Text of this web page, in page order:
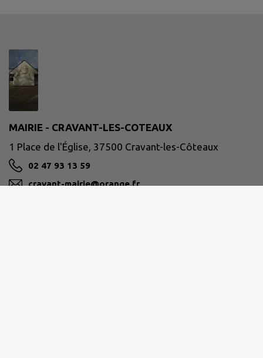
MAIRIE - CRAVANT-LES-COTEAUX
1 Place de l'Église, 37500 Cravant-les-Côteaux
02 47 93 13 59
cravant-mairie@orange.fr